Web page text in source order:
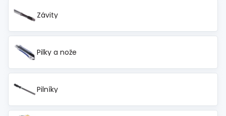
Závity
Pilky a nože
Pilníky